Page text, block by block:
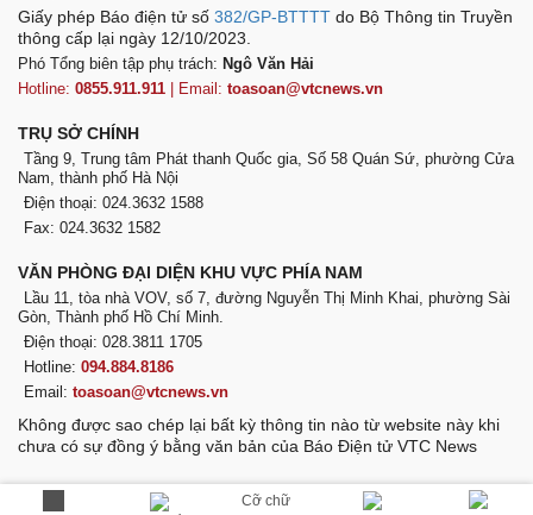
Cỡ chữ
Giấy phép Báo điện tử số 382/GP-BTTTT do Bộ Thông tin Truyền
thông cấp lại ngày 12/10/2023.
Phó Tổng biên tập phụ trách: Ngô Văn Hải
Hotline: 0855.911.911 | Email: toasoan@vtcnews.vn
TRỤ SỞ CHÍNH
Tầng 9, Trung tâm Phát thanh Quốc gia, Số 58 Quán Sứ, phường Cửa
Nam, thành phố Hà Nội
Điện thoại: 024.3632 1588
Fax: 024.3632 1582
VĂN PHÒNG ĐẠI DIỆN KHU VỰC PHÍA NAM
Lầu 11, tòa nhà VOV, số 7, đường Nguyễn Thị Minh Khai, phường Sài
Gòn, Thành phố Hồ Chí Minh.
Điện thoại: 028.3811 1705
Hotline: 094.884.8186
Email: toasoan@vtcnews.vn
Không được sao chép lại bất kỳ thông tin nào từ website này khi
chưa có sự đồng ý bằng văn bản của Báo Điện tử VTC News